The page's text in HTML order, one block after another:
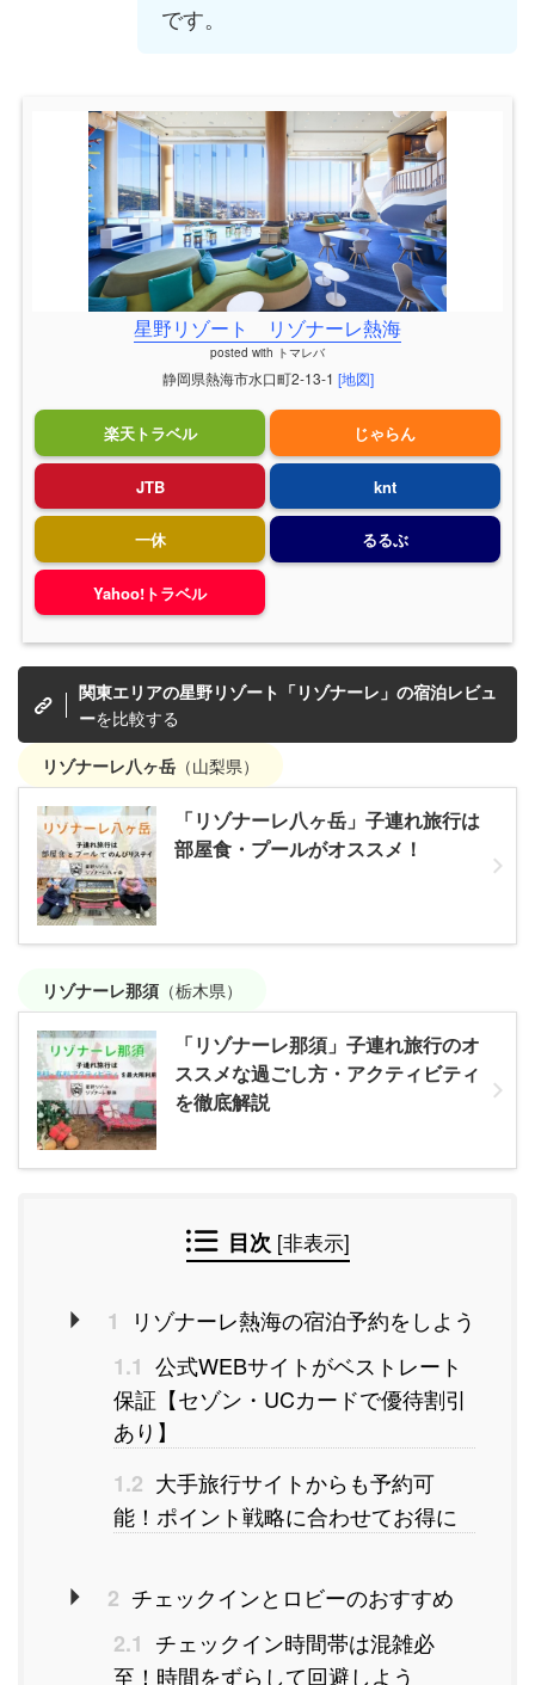
です。
星野リゾート リゾナーレ熱海
posted with トマレバ
静岡県熱海市水口町2-13-1 [地図]
楽天トラベル じゃらん
JTB knt
一休 るるぶ
Yahoo!トラベル
関東エリアの星野リゾート「リゾナーレ」の宿泊レビュ
ーを比較する
リゾナーレ八ヶ岳 （山梨県）
「リゾナーレ八ヶ岳」子連れ旅行は
部屋食・プールがオススメ！
リゾナーレ那須 （栃木県）
「リゾナーレ那須」子連れ旅行のオ
ススメな過ごし方・アクティビティ
を徹底解説
目次 [非表示]
1
リゾナーレ熱海の宿泊予約をしよう
1.1 公式WEBサイトがベストレート
保証【セゾン・UCカードで優待割引
あり】
1.2 大手旅行サイトからも予約可
能！ポイント戦略に合わせてお得に
2 チェックインとロビーのおすすめ
2.1 チェックイン時間帯は混雑必
至！時間をずらして回避しよう